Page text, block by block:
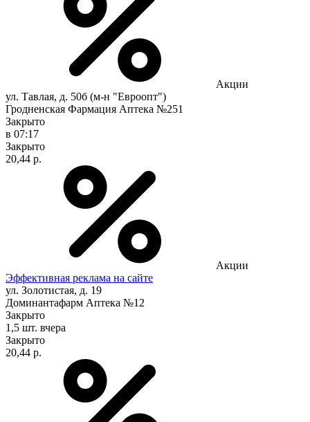
Акции
ул. Тавлая, д. 50б (м-н "Евроопт")
Гродненская Фармация Аптека №251
Закрыто
в 07:17
Закрыто
20,44 р.
Акции
Эффективная реклама на сайте
ул. Золотистая, д. 19
Доминантафарм Аптека №12
Закрыто
1,5 шт. вчера
Закрыто
20,44 р.